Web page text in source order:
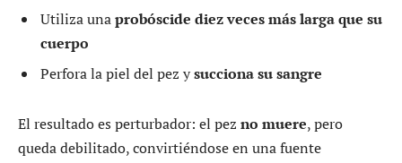
Utiliza unaprobóscide diez veces más larga que su
cuerpo
Perfora la piel del pez ysucciona su sangre
El resultado es perturbador: el pez no muere, pero
queda debilitado, convirtiéndose en una fuente